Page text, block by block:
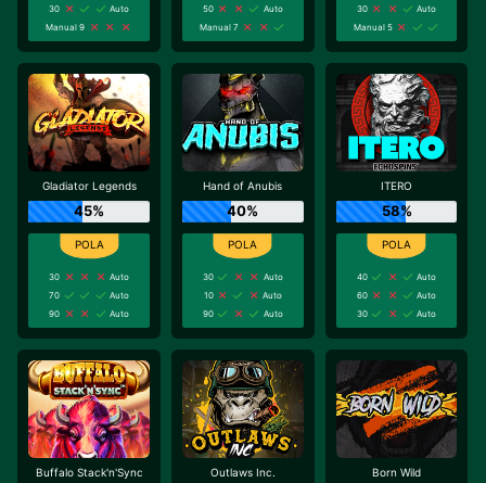
30
Auto
Manual 9
50
Auto
Manual 7
30
Auto
Manual 5
Gladiator Legends
45%
30
Auto
70
Auto
90
Auto
Hand of Anubis
40%
30
Auto
10
Auto
90
Auto
ITERO
58%
40
Auto
60
Auto
30
Auto
Buffalo Stack'n'Sync Outlaws Inc. Born Wild